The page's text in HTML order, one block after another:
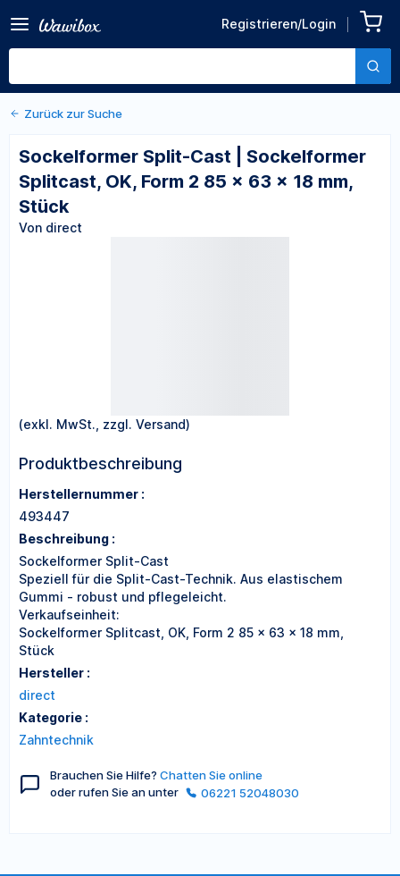
Registrieren/Login
Sockelformer Splitcast, OK,
Form 2 85 x 63 x 18 mm,
Von direct
Zurück zu den Produktdetails
Zurück zur Suche
Sockelformer Split-Cast | Sockelformer
Splitcast, OK, Form 2 85 x 63 x 18 mm,
Stück
Von direct
(exkl. MwSt., zzgl. Versand)
Produktbeschreibung
Herstellernummer :
493447
Beschreibung :
Sockelformer Split-Cast
Speziell für die Split-Cast-Technik. Aus elastischem
Gummi - robust und pflegeleicht.
Verkaufseinheit:
Sockelformer Splitcast, OK, Form 2 85 x 63 x 18 mm,
Stück
Hersteller :
direct
Kategorie :
Zahntechnik
Brauchen Sie Hilfe? Chatten Sie online
oder rufen Sie an unter
06221 52048030